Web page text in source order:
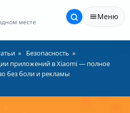
месте
Меню
Безопасность
приложений в Xiaomi — полное
без боли и рекламы